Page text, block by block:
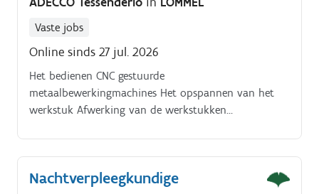
Vaste jobs
Online sinds 27 jul. 2026
Het bedienen CNC gestuurde
metaalbewerkingmachines Het opspannen van het
werkstuk Afwerking van de werkstukken
werkstukken Correcte smering, koeling, wisselen van
gereedschappen en werkvolgorde tijdens het
verspanningsproces (draaien, frezen, afbramen,
Nachtverpleegkundige